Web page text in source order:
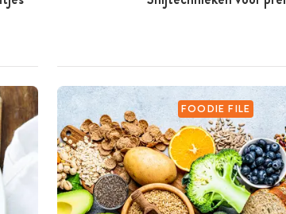
FOODIE FILE